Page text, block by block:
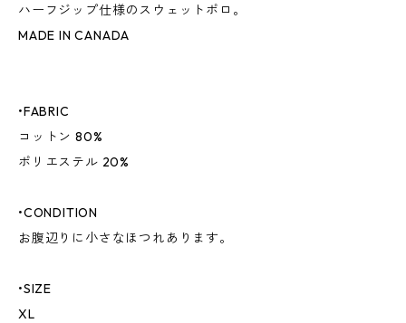
ハーフジップ仕様のスウェットポロ。
MADE IN CANADA
•FABRIC
コットン 80%
ポリエステル 20%
•CONDITION
お腹辺りに小さなほつれあります。
•SIZE
XL